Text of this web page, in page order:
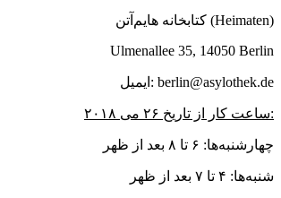
کتابخانه هایم‌آتن (Heimaten)
Ulmenallee 35, 14050 Berlin
ایمیل: berlin@asylothek.de
ساعت کار از تاریخ ۲۶ می ۲۰۱۸:
چهارشنبه‌ها: ۶ تا ۸ بعد از ظهر
شنبه‌ها: ۴ تا ۷ بعد از ظهر